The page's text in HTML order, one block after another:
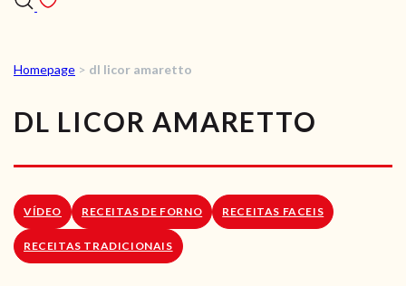
RECEITAS
VÍDEOS
RECEITAS VEGGIE
SOBRE NÓS
LOJA ONLINE
Homepage > dl licor amaretto
DL LICOR AMARETTO
VÍDEO RECEITAS DE FORNO RECEITAS FACEIS
RECEITAS TRADICIONAIS